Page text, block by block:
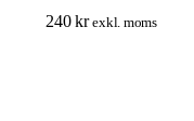
240kr exkl. moms